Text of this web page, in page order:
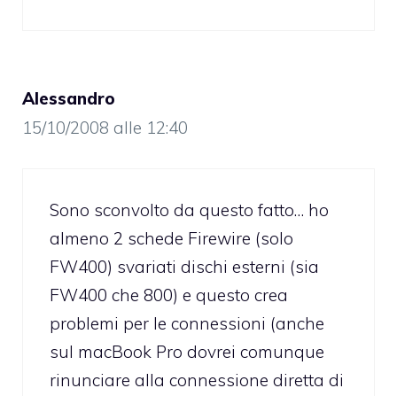
Alessandro
15/10/2008 alle 12:40
Sono sconvolto da questo fatto… ho
almeno 2 schede Firewire (solo
FW400) svariati dischi esterni (sia
FW400 che 800) e questo crea
problemi per le connessioni (anche
sul macBook Pro dovrei comunque
rinunciare alla connessione diretta di